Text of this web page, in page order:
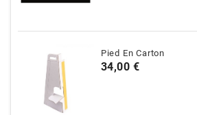
Pied En Carton
34,00 €Prix